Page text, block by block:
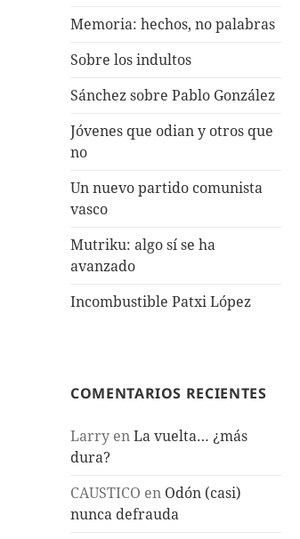
Memoria: hechos, no palabras
Sobre los indultos
Sánchez sobre Pablo González
Jóvenes que odian y otros que
no
Un nuevo partido comunista
vasco
Mutriku: algo sí se ha
avanzado
Incombustible Patxi López
COMENTARIOS RECIENTES
Larry enLa vuelta… ¿más
dura?
CAUSTICO en Odón (casi)
nunca defrauda